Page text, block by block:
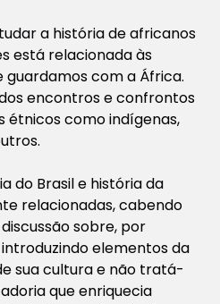
a história de africanos
está relacionada às
guardamos com a África.
encontros e confrontos
como indígenas,
do Brasil e história da
relacionadas, cabendo
sobre, por
elementos da
sua cultura e não tratá-
que enriquecia